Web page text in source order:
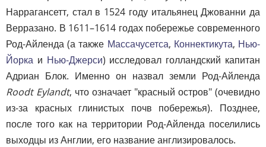
Наррагансетт, стал в 1524 году итальянец Джованни да
Верразано. В 1611–1614 годах побережье современного
Род-Айленда (а также Массачусетса, Коннектикута, Нью-
Йорка и Нью-Джерси) исследовал голландский капитан
Адриан Блок. Именно он назвал земли Род-Айленда
Roodt Eylandt, что означает "красный остров" (очевидно
из-за красных глинистых почв побережья). Позднее,
после того как на территории Род-Айленда поселились
выходцы из Англии, его название англизировалось.